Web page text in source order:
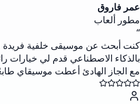
عمر فاروق
مطور ألعاب
“
كنت أبحث عن موسيقى خلفية فريدة
بالذكاء الاصطناعي قدم لي خيارات
مع الجاز الهادئ أعطت موسيقاي